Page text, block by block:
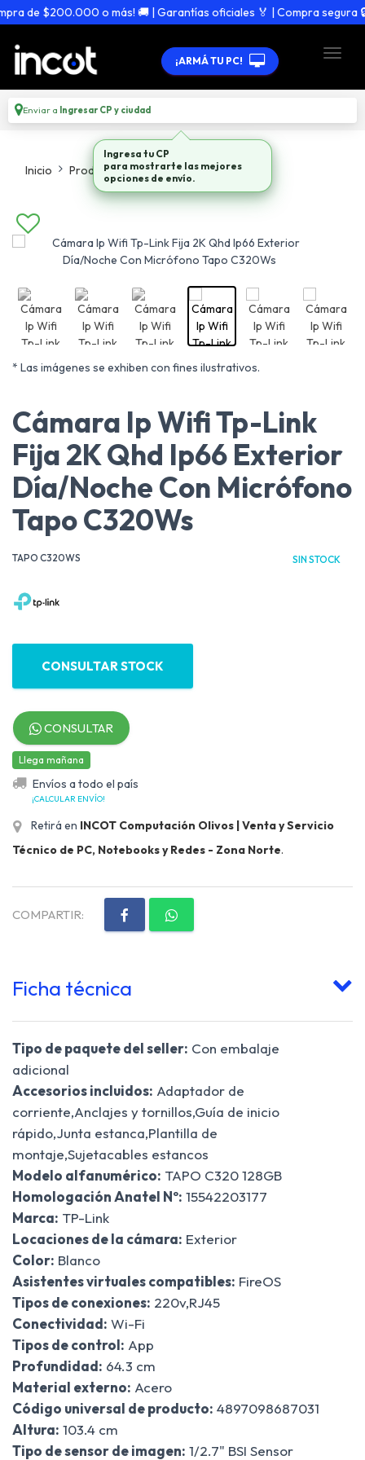
de $200.000 o más! 🚚 | Garantías oficiales 🏅 | Compra segura 🔒
¡ARMÁ TU PC!
Enviar a Ingresar CP y ciudad
Inicio Productos Camaras De Seguridad
* Las imágenes se exhiben con fines ilustrativos.
Cámara Ip Wifi Tp-Link
Fija 2K Qhd Ip66 Exterior
Día/Noche Con Micrófono
Tapo C320Ws
TAPO C320WS SIN STOCK
CONSULTAR STOCK
CONSULTAR
Llega mañana
Envíos a todo el país
¡CALCULAR ENVÍO!
Retirá en INCOT Computación Olivos | Venta y Servicio
Técnico de PC, Notebooks y Redes - Zona Norte.
COMPARTIR:
Ficha técnica
Tipo de paquete del seller: Con embalaje
adicional
Accesorios incluidos: Adaptador de
corriente,Anclajes y tornillos,Guía de inicio
rápido,Junta estanca,Plantilla de
montaje,Sujetacables estancos
Modelo alfanumérico: TAPO C320 128GB
Homologación Anatel Nº: 15542203177
Marca: TP-Link
Locaciones de la cámara: Exterior
Color: Blanco
Asistentes virtuales compatibles: FireOS
Tipos de conexiones: 220v,RJ45
Conectividad: Wi-Fi
Tipos de control: App
Profundidad: 64.3 cm
Material externo: Acero
Código universal de producto: 4897098687031
Altura: 103.4 cm
Tipo de sensor de imagen: 1/2.7" BSI Sensor
Ingresa tu CP
para mostrarte las mejores
opciones de envío.